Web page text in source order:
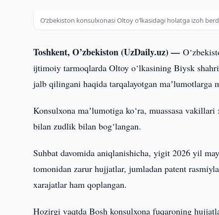
O‘zbekiston konsulxonasi Oltoy o‘lkasidagi holatga izoh
Toshkent, O’zbekiston (UzDaily.uz) —
ijtimoiy tarmoqlarda Oltoy o‘lkasining Biysk
jalb qilingani haqida tarqalayotgan maʼlumotlarga
Konsulxona maʼlumotiga ko‘ra, muassasa
bilan zudlik bilan bog‘langan.
Suhbat davomida aniqlanishicha, yigit 2026 yil
tomonidan zarur hujjatlar, jumladan patent
xarajatlar ham qoplangan.
Hozirgi vaqtda Bosh konsulxona fuqaroning